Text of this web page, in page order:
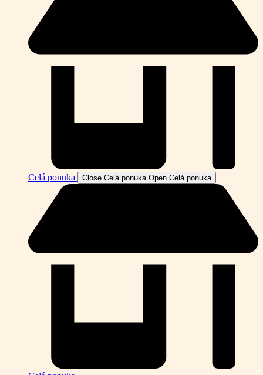
Celá ponuka Close Celá ponuka Open Celá ponuka